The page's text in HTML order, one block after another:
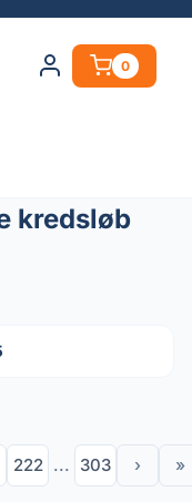
0
kredsløb
222 ... 303 › »